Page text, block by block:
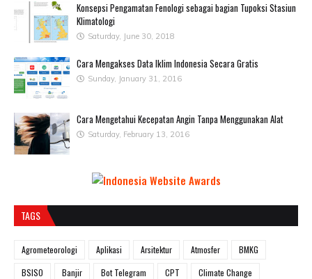
Konsepsi Pengamatan Fenologi sebagai bagian Tupoksi Stasiun
Klimatologi
Saturday, June 30, 2018
Cara Mengakses Data Iklim Indonesia Secara Gratis
Sunday, January 31, 2016
Cara Mengetahui Kecepatan Angin Tanpa Menggunakan Alat
Saturday, February 13, 2016
TAGS
Agrometeorologi Aplikasi Arsitektur Atmosfer
BMKG
BSISO
Banjir Bot Telegram CPT
Climate Change